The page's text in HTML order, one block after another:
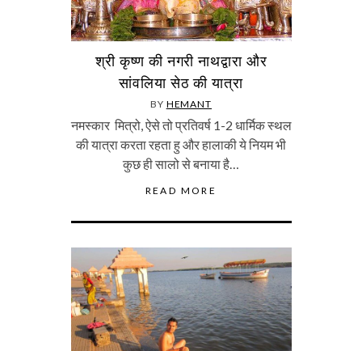
श्री कृष्ण की नगरी नाथद्वारा और
सांवलिया सेठ की यात्रा
BY HEMANT
नमस्कार मित्रो, ऐसे तो प्रतिवर्ष 1-2 धार्मिक स्थल
की यात्रा करता रहता हु और हालाकी ये नियम भी
कुछ ही सालो से बनाया है…
READ MORE